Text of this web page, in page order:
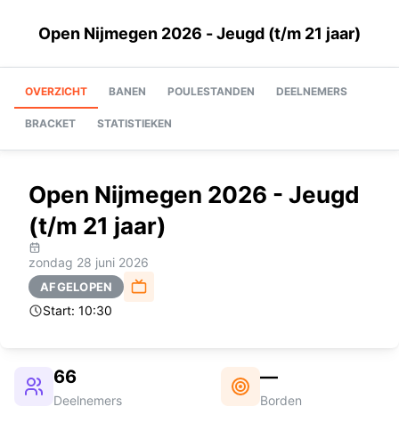
Open Nijmegen 2026 - Jeugd (t/m 21 jaar)
OVERZICHT BANEN POULESTANDEN DEELNEMERS
BRACKET STATISTIEKEN
Open Nijmegen 2026 - Jeugd
(t/m 21 jaar)
zondag 28 juni 2026
AFGELOPEN
Start: 10:30
66
Deelnemers
—
Borden